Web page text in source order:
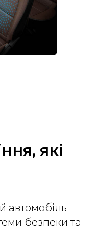
які
автомобіль
безпеки та